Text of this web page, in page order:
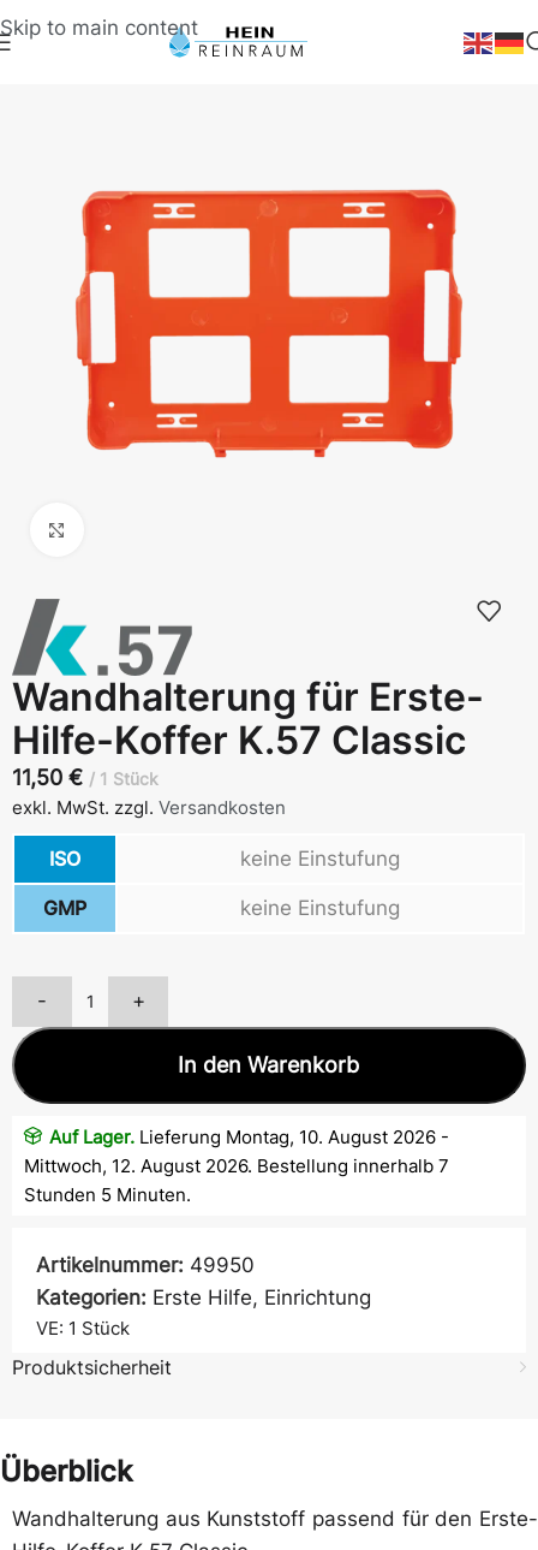
Skip to main content
Wandhalterung für Erste-
Hilfe-Koffer K.57 Classic
11,50 € 1 Stück
exkl. MwSt. zzgl. Versandkosten
ISO keine Einstufung
GMP keine Einstufung
- +
In den Warenkorb
Auf Lager. Lieferung Montag, 10. August 2026 -
Mittwoch, 12. August 2026. Bestellung innerhalb 7
Stunden 5 Minuten.
Artikelnummer: 49950
Kategorien: Erste Hilfe, Einrichtung
VE: 1 Stück
Produktsicherheit
Überblick
Wandhalterung aus Kunststoff passend für den Erste-